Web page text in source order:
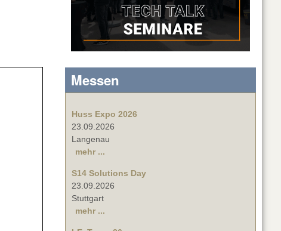
Messen
Huss Expo 2026
23.09.2026
Langenau
mehr ...
S14 Solutions Day
23.09.2026
Stuttgart
mehr ...